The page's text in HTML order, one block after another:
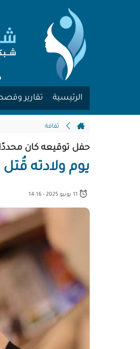
الرئيسية تقارير
ثقافة
حفل توقيعه كان محددًا في
يوم ولادته